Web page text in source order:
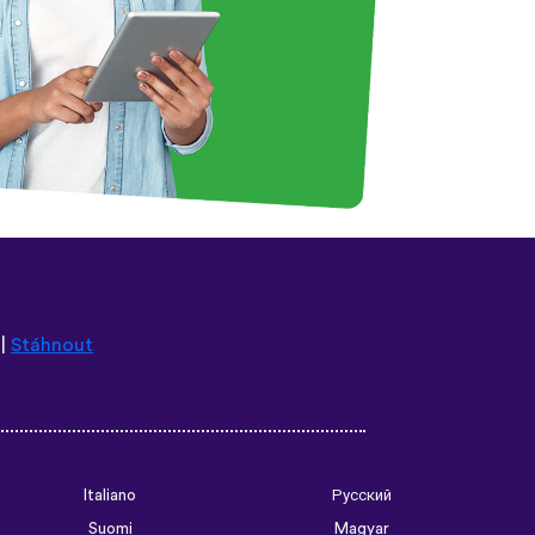
Stáhnout
Italiano
Русский
Suomi
Magyar